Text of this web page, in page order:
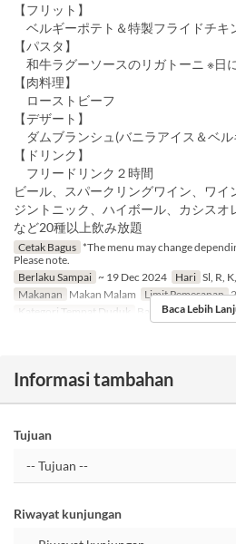
【フリット】
ベルギーポテト＆特製フライドチキ
【パスタ】
和牛ラグーソースのリガトーニ ※日
【肉料理】
ローストビーフ
【デザート】
ダムブランシュ(バニラアイス＆ベル
【ドリンク】
フリードリンク２時間
ビール、スパークリングワイン、ワイ
ジントニック、ハイボール、カシスオ
など20種以上飲み放題
Cetak Bagus *The menu may change
Please note.
Berlaku Sampai ~ 19 Dec 2024 Hari Sl, R,
Makanan Makan Malam Limit Pemesanan
Kategori Tempat Duduk
Bar counter, Table
Baca Lebih
Informasi tambahan
Tujuan
Riwayat kunjungan